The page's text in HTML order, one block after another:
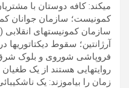
میکند: کافه دوستان با
آرژانتين؛ سقوط ديکتاتوریھا
فروپاشی شوروی و بلوک
روايتھايی ھستند از يک
زمان را بياموزند: يک